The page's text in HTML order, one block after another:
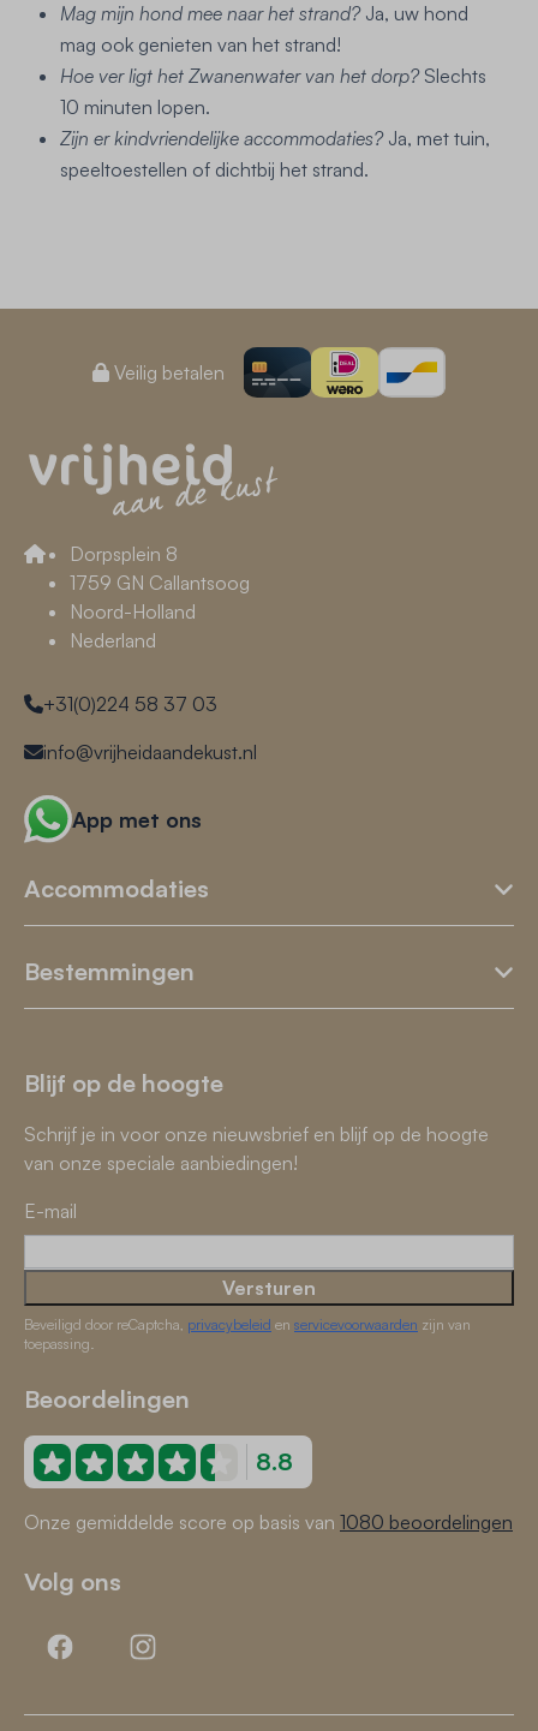
Mag mijn hond mee naar het strand?Ja, uw hond
mag ook genieten van het strand!
Hoe ver ligt het Zwanenwater van het dorp?Slechts
10 minuten lopen.
Zijn er kindvriendelijke accommodaties?Ja, met tuin,
speeltoestellen of dichtbij het strand.
Veilig betalen
Dorpsplein 8
1759 GN Callantsoog
Noord-Holland
Nederland
+31(0)224 58 37 03
info@vrijheidaandekust.nl
App met ons
Accommodaties
Bestemmingen
Blijf op de hoogte
Schrijf je in voor onze nieuwsbrief en blijf op de hoogte
van onze speciale aanbiedingen!
E-mail
Versturen
Beveiligd door reCaptcha, privacybeleid en servicevoorwaarden zijn van
toepassing.
Beoordelingen
8.8
Onze gemiddelde score op basis van 1080 beoordelingen
Volg ons